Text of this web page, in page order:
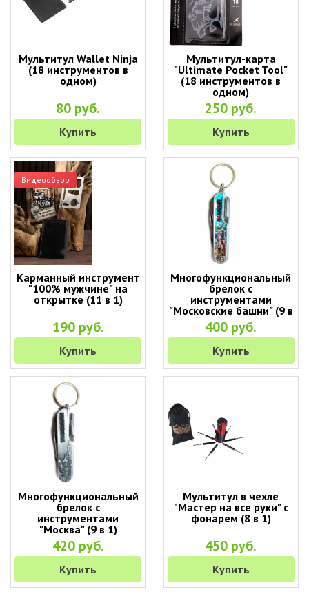
Мультитул Wallet Ninja
(18 инструментов в
одном)
80 руб.
Купить
Мультитул-карта
"Ultimate Pocket Tool"
(18 инструментов в
одном)
250 руб.
Купить
Видеообзор
Карманный инструмент
"100% мужчине" на
открытке (11 в 1)
190 руб.
Купить
Многофункциональный
брелок с
инструментами
"Московские башни" (9 в
1)
400 руб.
Купить
Многофункциональный
брелок с
инструментами
"Москва" (9 в 1)
420 руб.
Купить
Мультитул в чехле
"Мастер на все руки" с
фонарем (8 в 1)
450 руб.
Купить